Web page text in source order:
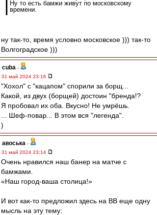
Ну то есть бамжи живут по московскому
времени.
ну так-то, время условно московское ))) так-то
Волгоградское )))
cuba -
31 май 2024 23:16
"Хохол" с "кацапом" спорили за борщ...
Какой, из двух (борщей) достоин "бренда!?
Я пробовал их оба. Вкусно! Не умрёшь.
... Шеф-повар... В этом вся "легенда".
)
авоська -
31 май 2024 23:14
Очень нравился наш банер на матче с
бамжами.
«Наш город-ваша столица!»
И вот как-то предложил здесь на ВВ еще одну
мысль на эту тему: